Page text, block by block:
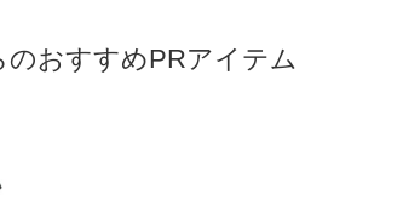
のおすすめPRアイテム